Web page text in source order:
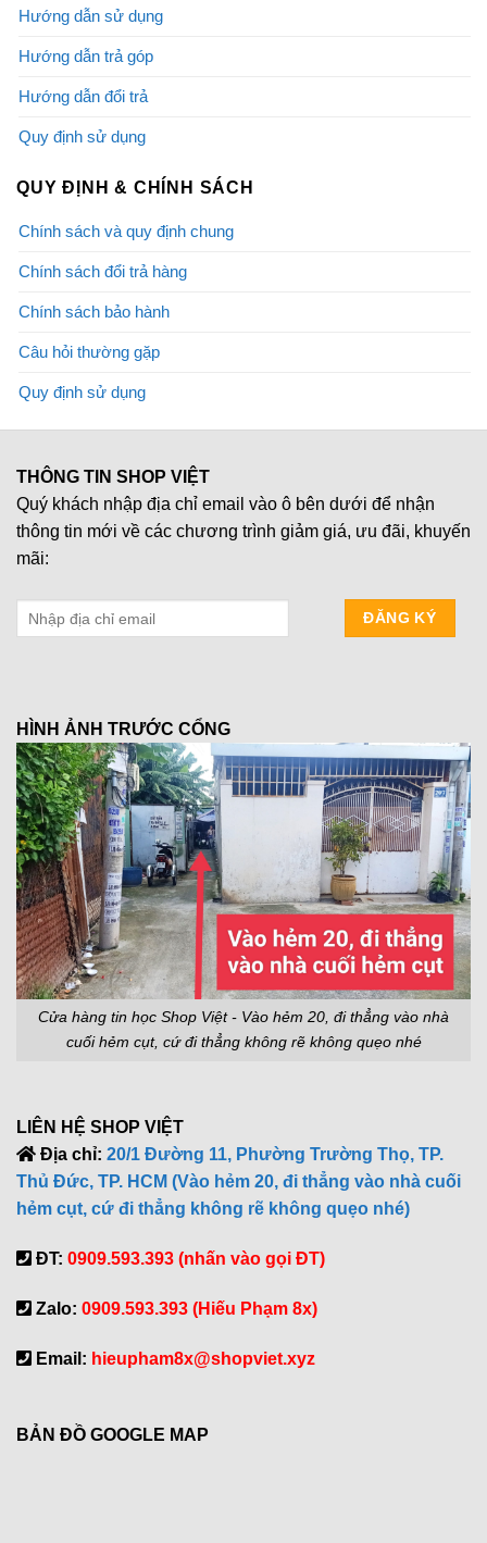
Hướng dẫn sử dụng
Hướng dẫn trả góp
Hướng dẫn đổi trả
Quy định sử dụng
QUY ĐỊNH & CHÍNH SÁCH
Chính sách và quy định chung
Chính sách đổi trả hàng
Chính sách bảo hành
Câu hỏi thường gặp
Quy định sử dụng
THÔNG TIN SHOP VIỆT
Quý khách nhập địa chỉ email vào ô bên dưới để nhận
thông tin mới về các chương trình giảm giá, ưu đãi, khuyến
mãi:
HÌNH ẢNH TRƯỚC CỔNG
Cửa hàng tin học Shop Việt - Vào hẻm 20, đi thẳng vào nhà
cuối hẻm cụt, cứ đi thẳng không rẽ không quẹo nhé
LIÊN HỆ SHOP VIỆT
Địa chỉ: 20/1 Đường 11, Phường Trường Thọ, TP.
Thủ Đức, TP. HCM (Vào hẻm 20, đi thẳng vào nhà cuối
hẻm cụt, cứ đi thẳng không rẽ không quẹo nhé)
ĐT: 0909.593.393 (nhấn vào gọi ĐT)
Zalo: 0909.593.393 (Hiếu Phạm 8x)
Email: hieupham8x@shopviet.xyz
BẢN ĐỒ GOOGLE MAP